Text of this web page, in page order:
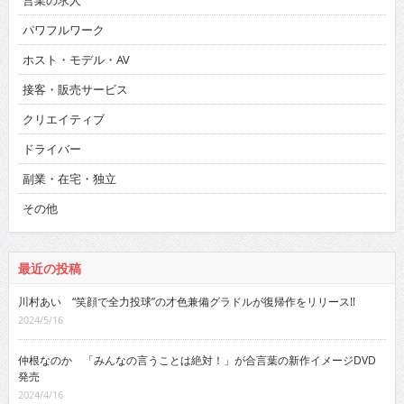
パワフルワーク
ホスト・モデル・AV
接客・販売サービス
クリエイティブ
ドライバー
副業・在宅・独立
その他
最近の投稿
川村あい “笑顔で全力投球”の才色兼備グラドルが復帰作をリリース!!
2024/5/16
仲根なのか 「みんなの言うことは絶対！」が合言葉の新作イメージDVD
発売
2024/4/16